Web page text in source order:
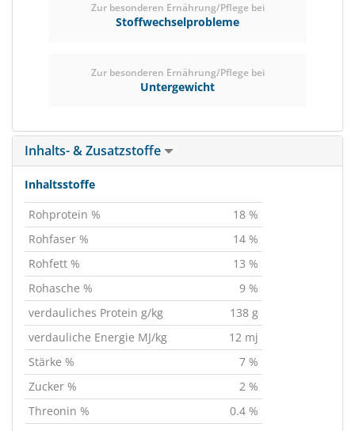
Zur besonderen Ernährung/Pflege bei
Stoffwechselprobleme
Zur besonderen Ernährung/Pflege bei
Untergewicht
Inhalts- & Zusatzstoffe
Inhaltsstoffe
Rohprotein %
18 %
Rohfaser %
14 %
Rohfett %
13 %
Rohasche %
9 %
verdauliches Protein g/kg
138 g
verdauliche Energie MJ/kg
12 mj
Stärke %
7 %
Zucker %
2 %
Threonin %
0.4 %